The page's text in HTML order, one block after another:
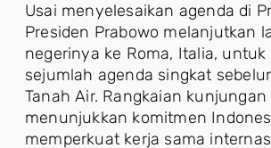
Usai menyelesaikan agenda di
Presiden Prabowo melanjutkan
negerinya ke Roma, Italia, untuk
sejumlah agenda singkat
Tanah Air. Rangkaian
menunjukkan komitmen
memperkuat kerja sama